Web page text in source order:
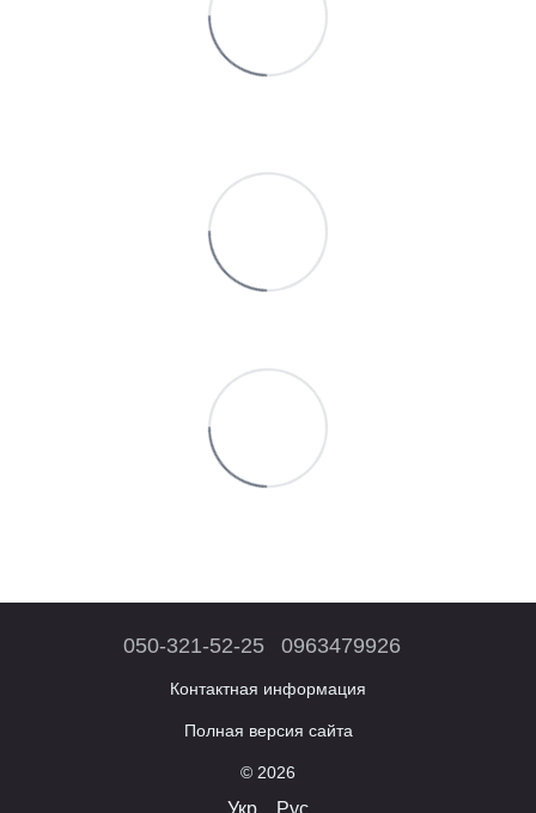
050-321-52-25 0963479926
Контактная информация
Полная версия сайта
© 2026
Укр Рус